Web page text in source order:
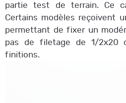
partie test de terrain. Ce
Certains modèles reçoivent
permettant de fixer un
pas de filetage de 1/2x20
finitions.